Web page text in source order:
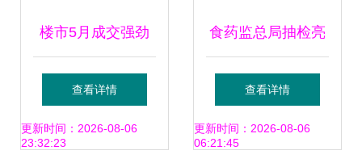
楼市5月成交强劲
增长后市趋稳 二套
房贷或松绑 货物进
查看详情
更新时间：2026-08-06
23:32:23
食药监总局抽检亮
红灯 5批次食品不
合格，责令召回影
查看详情
更新时间：2026-08-06
06:21:45